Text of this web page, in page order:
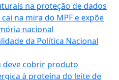
na proteção de dados
na mira do MPF e expõe
nacional
da Política Nacional
deve cobrir produto
à proteína do leite de